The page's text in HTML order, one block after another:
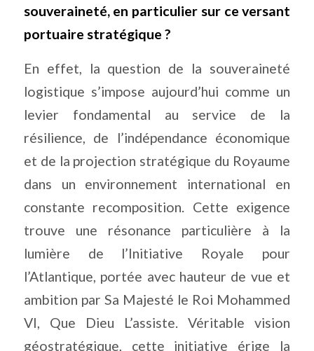
souveraineté, en particulier sur ce versant
portuaire stratégique ?
En effet, la question de la souveraineté
logistique s’impose aujourd’hui comme un
levier fondamental au service de la
résilience, de l’indépendance économique
et de la projection stratégique du Royaume
dans un environnement international en
constante recomposition. Cette exigence
trouve une résonance particulière à la
lumière de l’Initiative Royale pour
l’Atlantique, portée avec hauteur de vue et
ambition par Sa Majesté le Roi Mohammed
VI, Que Dieu L’assiste. Véritable vision
géostratégique, cette initiative érige la